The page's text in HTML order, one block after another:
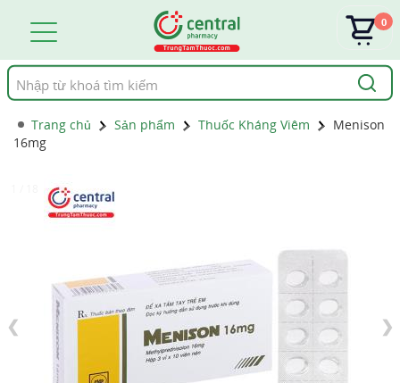
Tìm
kiếm
0
Trang chủ Sản phẩm Thuốc Kháng Viêm
Menison
16mg
❮ ❯